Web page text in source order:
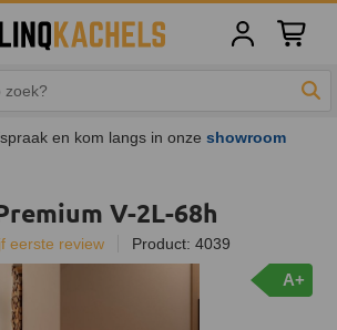
en kom langs in onzeshowroom
V-2L-68h
eerste review Product: 4039
A+